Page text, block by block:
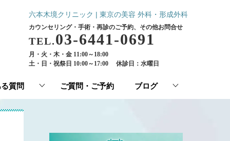
六本木境クリニック | 東京の美容 外科・形成外科
カウンセリング・手術・再診のご予約、その他お問合せ
TEL.03-6441-0691
月・火・木・金 11:00～18:00
土・日・祝祭日 10:00～17:00
休診日：水曜日
質問 ご質問・ご予約 ブログ